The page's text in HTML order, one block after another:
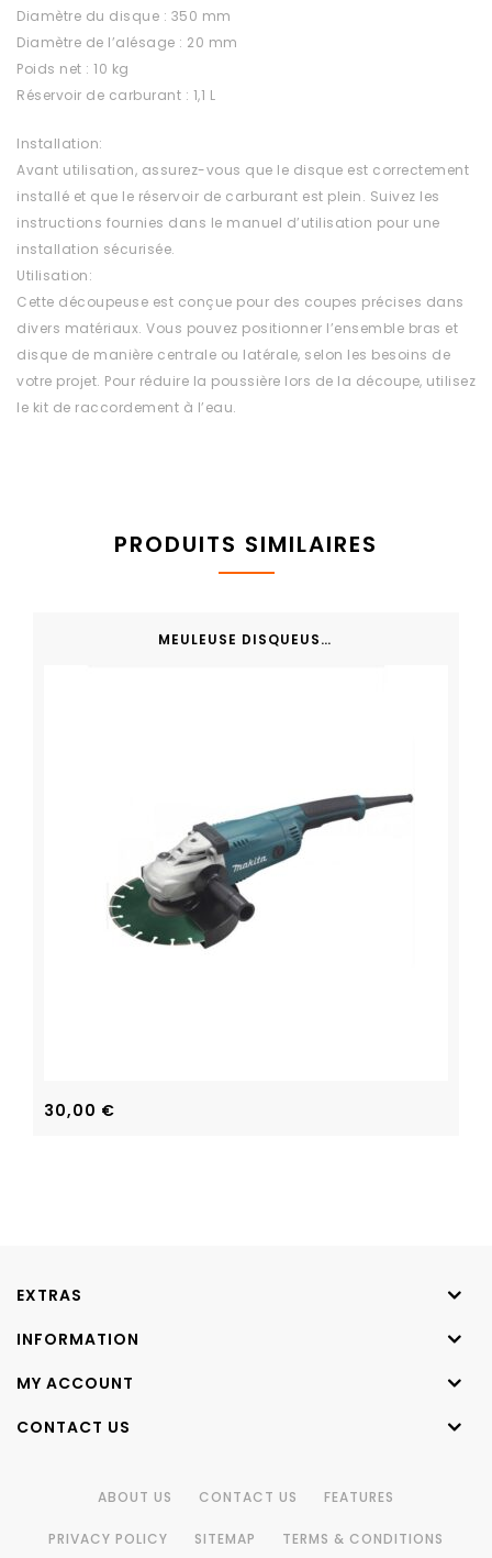
Diamètre du disque : 350 mm
Diamètre de l’alésage : 20 mm
Poids net : 10 kg
Réservoir de carburant : 1,1 L
Installation:
Avant utilisation, assurez-vous que le disque est correctement
installé et que le réservoir de carburant est plein. Suivez les
instructions fournies dans le manuel d’utilisation pour une
installation sécurisée.
Utilisation:
Cette découpeuse est conçue pour des coupes précises dans
divers matériaux. Vous pouvez positionner l’ensemble bras et
disque de manière centrale ou latérale, selon les besoins de
votre projet. Pour réduire la poussière lors de la découpe, utilisez
le kit de raccordement à l’eau.
PRODUITS SIMILAIRES
MEULEUSE DISQUEUSE MAKITA
30,00 €
EXTRAS
INFORMATION
MY ACCOUNT
CONTACT US
ABOUT US CONTACT US FEATURES
PRIVACY POLICY SITEMAP TERMS & CONDITIONS